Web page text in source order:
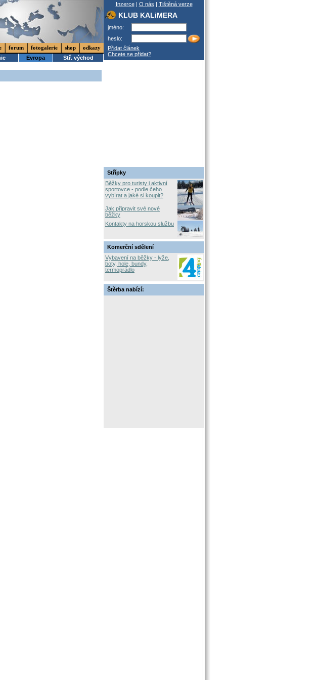
forum fotogalerie shop
odkazy
Evropa
Stř. východ
Inzerce| O nás | Tištěná verze
KLUB KALiMERA
jméno:
heslo:
Přidat článek
Chcete se přidat?
Střípky
Běžky pro turisty i aktivní
sportovce - podle čeho
vybírat a jaké si koupit?
Jak připravit své nové
běžky
Kontakty na horskou službu
Komerční sdělení
Vybavení na běžky - lyže,
boty, hole, bundy,
termoprádlo
Štěrba nabízí: